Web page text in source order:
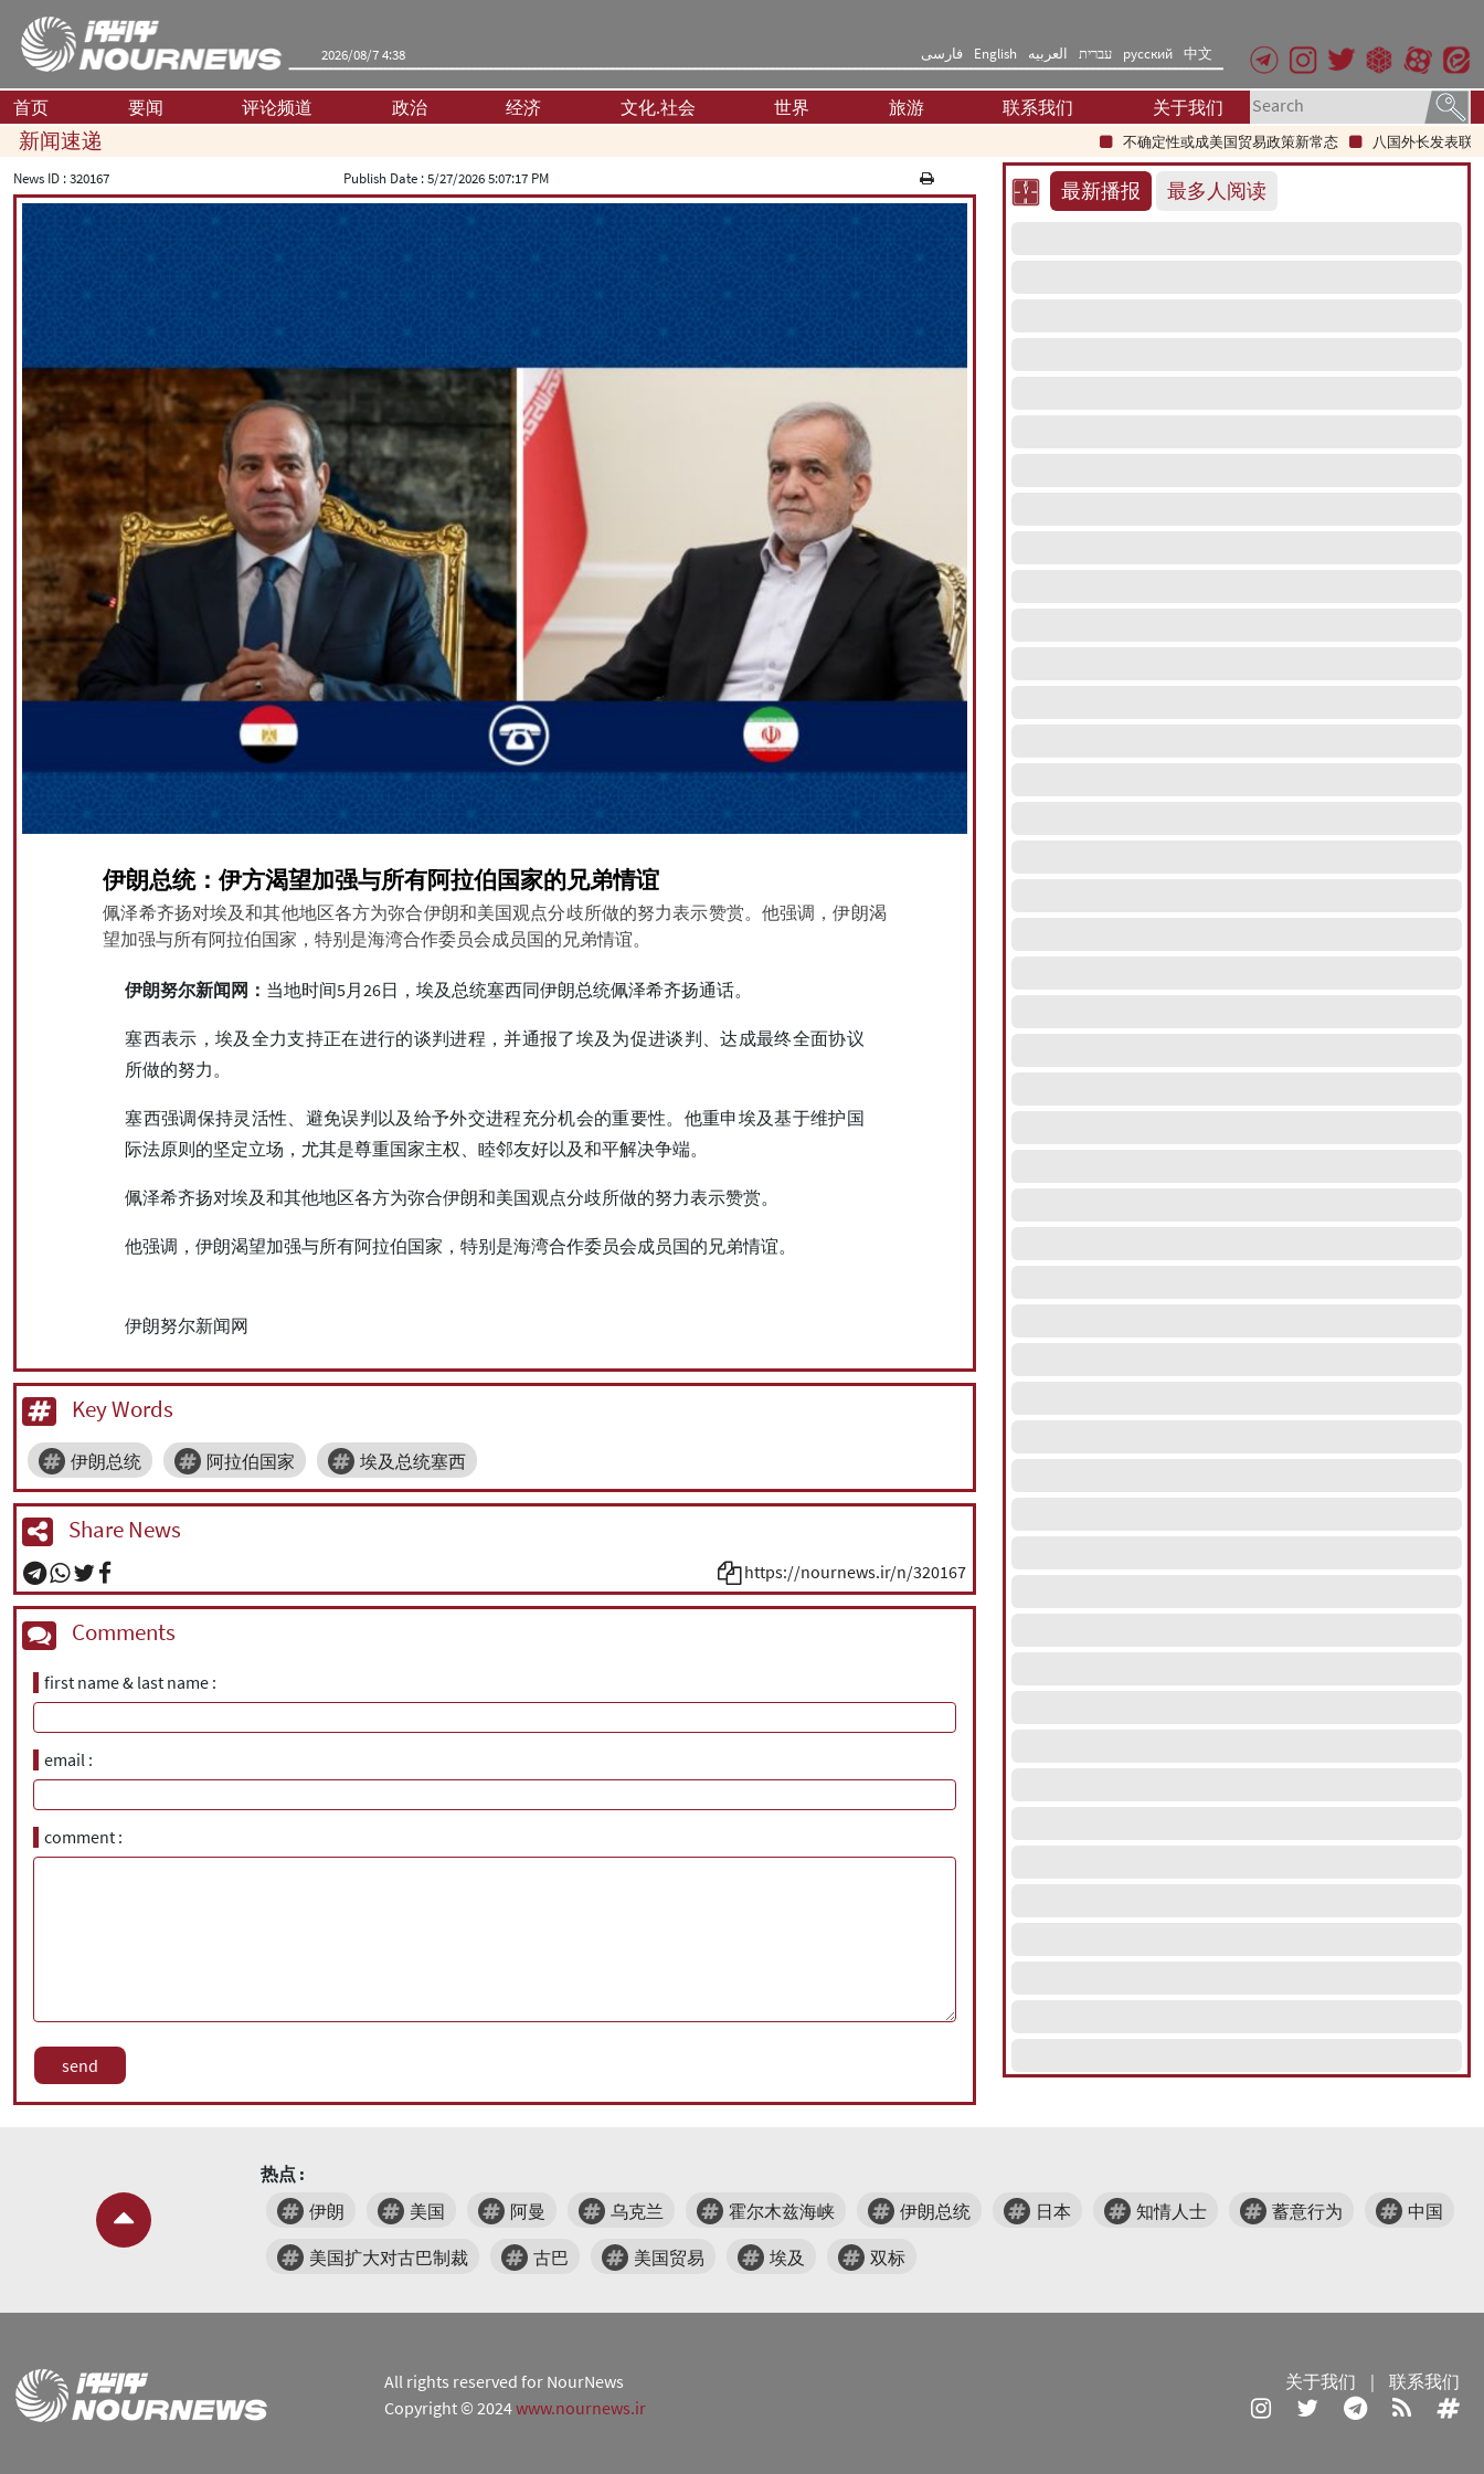
2026/08/7 4:38 فارسی English العربیه עברית русский 中文
首页 要闻 评论频道 政治 经济 文化.社会 世界 旅游 联系我们 关于我们
新闻速递 不确定性或成美国贸易政策新常态
八国外长发表联合声明
News ID :320167 Publish Date :5/27/2026 5:07:17 PM
伊朗总统：伊方渴望加强与所有阿拉伯国家的兄弟情谊
佩泽希齐扬对埃及和其他地区各方为弥合伊朗和美国观点分歧所做的努力表示赞赏。他强调，伊朗渴
望加强与所有阿拉伯国家，特别是海湾合作委员会成员国的兄弟情谊。
伊朗努尔新闻网： 当地时间5月26日，埃及总统塞西同伊朗总统佩泽希齐扬通话。
塞西表示，埃及全力支持正在进行的谈判进程，并通报了埃及为促进谈判、达成最终全面协议
所做的努力。
塞西强调保持灵活性、避免误判以及给予外交进程充分机会的重要性。他重申埃及基于维护国
际法原则的坚定立场，尤其是尊重国家主权、睦邻友好以及和平解决争端。
佩泽希齐扬对埃及和其他地区各方为弥合伊朗和美国观点分歧所做的努力表示赞赏。
他强调，伊朗渴望加强与所有阿拉伯国家，特别是海湾合作委员会成员国的兄弟情谊。
伊朗努尔新闻网
Key Words
伊朗总统 阿拉伯国家 埃及总统塞西
Share News
https://nournews.ir/n/320167
Comments
first name & last name
email
comment
最新播报 最多人阅读
热点 :
伊朗
美国 阿曼 乌克兰 霍尔木兹海峡 伊朗总统 日本 知情人士 蓄意行为 中国
美国扩大对古巴制裁 古巴 美国贸易 埃及 双标
All rights reserved for NourNews
Copyright © 2024www.nournews.ir
关于我们 | 联系我们